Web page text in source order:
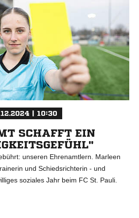
| 10:30
SCHAFFT EIN
unseren Ehrenamtlern. Marleen
und Schiedsrichterin - und
soziales Jahr beim FC St. Pauli.